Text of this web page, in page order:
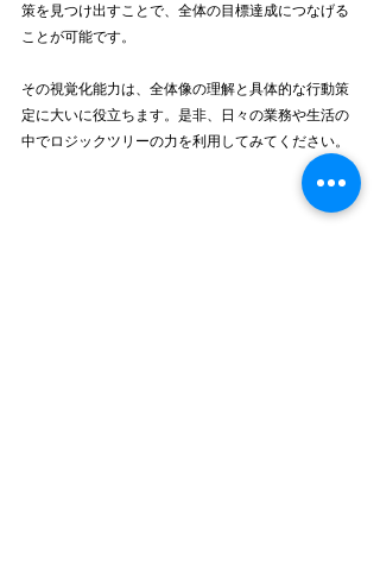
策を見つけ出すことで、全体の目標達成につなげる
ことが可能です。
その視覚化能力は、全体像の理解と具体的な行動策
定に大いに役立ちます。是非、日々の業務や生活の
中でロジックツリーの力を利用してみてください。